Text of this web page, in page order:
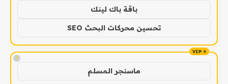
باقة باك لينك
تحسين محركات البحث SEO
!
ماسنجر المسلم